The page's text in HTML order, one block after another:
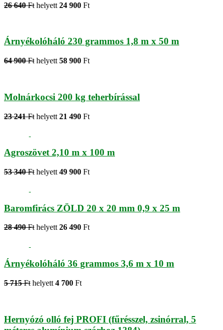
26 640 Ft helyett 24 900 Ft
Árnyékolóháló 230 grammos 1,8 m x 50 m
64 900 Ft helyett 58 900 Ft
Molnárkocsi 200 kg teherbírással
23 241 Ft helyett 21 490 Ft
Agroszövet 2,10 m x 100 m
53 340 Ft helyett 49 900 Ft
Baromfirács ZÖLD 20 x 20 mm 0,9 x 25 m
28 490 Ft helyett 26 490 Ft
Árnyékolóháló 36 grammos 3,6 m x 10 m
5 715 Ft helyett 4 700 Ft
Hernyózó olló fej PROFI (fűrésszel, zsinórral, 5